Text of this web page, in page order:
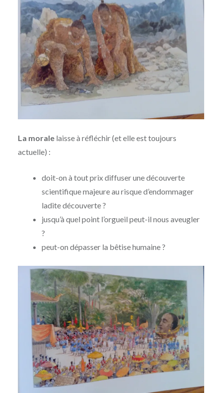
La moralelaisse à réfléchir (et elle est toujours
actuelle) :
doit-on à tout prix diffuser une découverte
scientifique majeure au risque d’endommager
ladite découverte ?
jusqu’à quel point l’orgueil peut-il nous aveugler
?
peut-on dépasser la bêtise humaine ?